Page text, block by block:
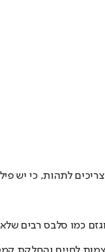
לתהות, כי יש
כמו סלבס רבים